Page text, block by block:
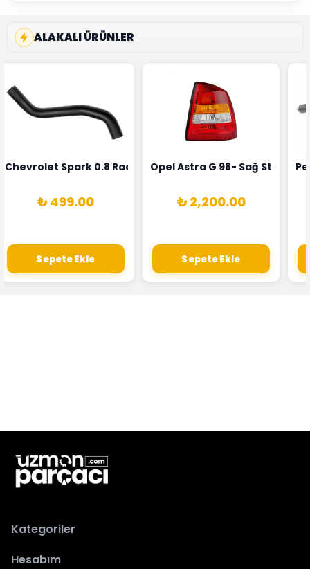
ALAKALI ÜRÜNLER
1628HN-0258010081
Alternatörü Valeo Marka 05E903018G
Chevrolet Spark 0.8 Radyatör Üst Hortumu Rapro Marka
₺ 499.00
Sepete Ekle
Opel Astra G 98- Sağ Stop
₺ 2,200.00
Sepete Ekle
Kategoriler
Hesabım